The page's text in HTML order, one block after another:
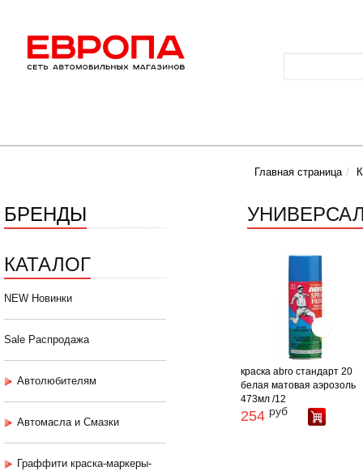
Главная страница
БРЕНДЫ
КАТАЛОГ
NEW Новинки
Sale Распродажа
Автолюбителям
Автомасла и Смазки
Граффити краска-маркеры-
краска abro стандарт 20
белая матовая аэрозоль
473мл /12
254 руб